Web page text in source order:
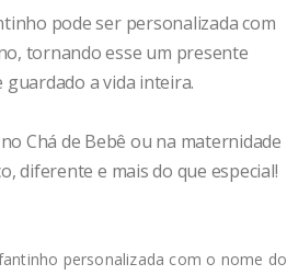
pode ser personalizada com
tornando esse um presente
a vida inteira.
Chá de Bebê ou na maternidade
diferente e mais do que especial!
personalizada com o nome do